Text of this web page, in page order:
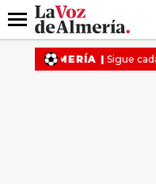
DESTACADO
Menú